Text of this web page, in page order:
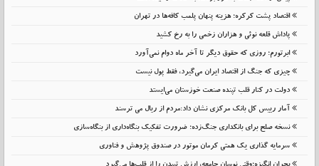
اقتصاد پشت کرکره؛ هزینه پنهان پلمب کافه‌ها در تهران
پاداش قلعه نوئی و هزاران زخمی را به رخ کشید
ابرتورم؛ روزی که حقوق دیگر تا آخر ماه دوام نمی‌آورد
چیزی که جنگ از اقتصاد ایران می‌گیرد، فقط پول نیست
دولت در کنار قلب تپنده صنعت خوزستان می‌ایستد
آمار رییس کل بانک مرکزی نشان داد:مردم از ریال می ترسند
نسخه صلح برای بانکداری جنگ‌زده؛ ضرورت تفکیک بنگاه‌داری از بنگاه‌سازی
سرمایه گذاری یک همتی کرمان موتور در صندوق پژوهش و فناوری